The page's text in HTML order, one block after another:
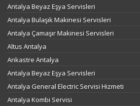
Antalya Beyaz Eşya Servisleri
Antalya Bulaşık Makinesi Servisleri
Antalya Çamaşır Makinesi Servisleri
Altus Antalya
Ankastre Antalya
Antalya Beyaz Eşya Servisleri
Antalya General Electric Servisi Hizmeti
Antalya Kombi Servisi